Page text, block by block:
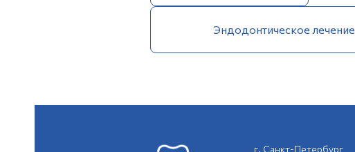
Эндодонтическое лечение
г. Санкт-Петербург